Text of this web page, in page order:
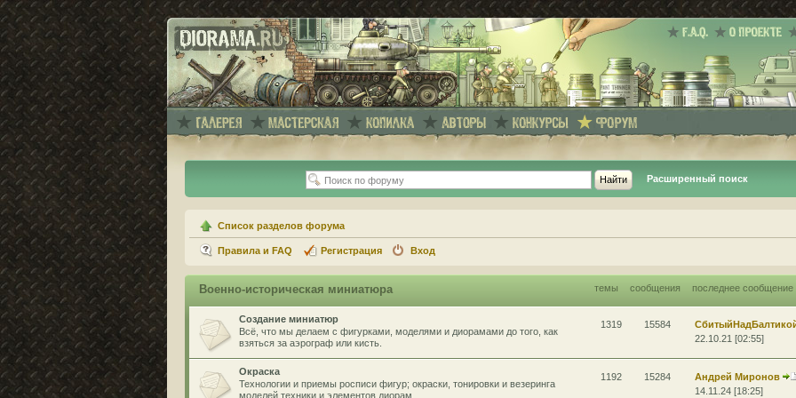
Расширенный поиск
Список разделов форума
Правила и FAQ Регистрация Вход
Военно-историческая миниатюра темы сообщения последнее сообщение
Создание миниатюр
Всё, что мы делаем с фигурками, моделями и диорамами до того, как
взяться за аэрограф или кисть.
1319 15584
22.10.21 [02:55]
Окраска
Технологии и приемы росписи фигур; окраски, тонировки и везеринга
моделей техники и элементов диорам.
1192 15284
Андрей Миронов
14.11.24 [18:25]